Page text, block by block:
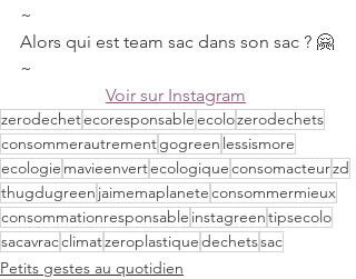
~
Alors qui est team sac dans son sac ? 🤗
~
Voir sur Instagram
zerodechetecoresponsableecolozerodechets
consommerautrementgogreen lessismore
ecologie mavieenvertecologiqueconsomacteurzd
thugdugreen jaimemaplaneteconsommermieux
consommationresponsable instagreentipsecolo
sacavracclimatzeroplastiquedechetssac
Petits gestes au quotidien